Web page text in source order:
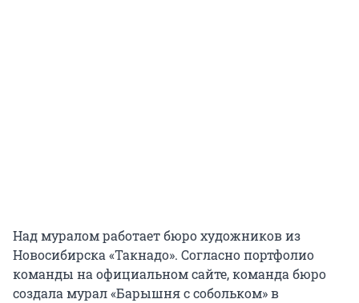
Над муралом работает бюро художников из
Новосибирска «Такнадо». Согласно портфолио
команды на официальном сайте, команда бюро
создала мурал «Барышня с собольком» в